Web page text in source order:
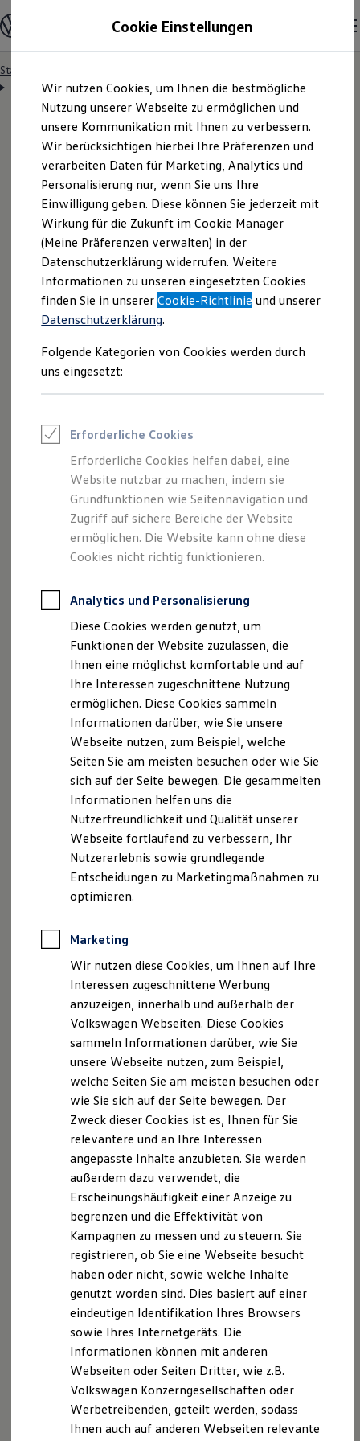
Hauptinhalt
springen
Footer
springen
Modelle & Konfigurator
Nutzfahrzeugkategorien entdecken
Modelle konfigurieren
Vorgängermodelle und Oldtimer
Vorgängermodelle
Oldtimer
Bulli Historie
Branchenlösungen & Gewerbekunden
Umbaulösungen und Hersteller finden
Auf- und Umbauten entdecken & konfigurieren
Groß- und Sonderkunden
Großkunden
Kommunen & Behörden
Journalisten
Sportvereine
Branchenlösungen
Bau & Handwerk
Gewerbliche Personenbeförderung
Service & mobile Werkstätten
Kurier, Logistik & Handel
Feuerwehr
Rettungsdienste
ONE Business ID Vorteile
Fahrzeugsuche & Marktplatz
Digitaler Marktplatz
Kauf & Finanzierung
Online-Fahrzeugbewertung
Aktionen & Angebote
E-Auto-Förderung
Für Privatkunden
Für Gewerbekunden
Profi Paket
TopDeal
Zertifizierte Gebrauchtwagen
Für Privatkunden
Für Gewerbekunden
Leasing
Für Privatkunden
Für Gewerbekunden
Versicherungen & Garantien
Garantien
Kfz-Versicherung für Nutzfahrzeuge
Restschuldversicherung
Wartungsverträge
Besitzer & Service
Reparatur & Service
Sommer-Special
Reparatur, Pflege & Inspektion
Servicetermin anfragen
Service-Vorteile bei Volkswagen Nutzfahrzeuge
ServicePlus
Economy Service
Räder & Reifen Service
Ersatzfahrzeuge
Software, Konnektivität & Apps
California App
VW Connect für Ihren ID. Buzz
VW Connect für Ihren Transporter/Caravelle
VW Connect für Ihren Amarok
VW Connect für andere Modelle
Connect Pro
Fleet Interface Data
Multistop Pathfinder
Übersicht Software Updates
Hilfreiches für Besitzer
Fahrerassistenz- und Sicherheitssysteme
Kontrollleuchten
Kurzfahrprofile und Ölverdünnung
XTL-Dieselkraftstoff
Ersatzteile und Betriebsflüssigkeiten
Original Zubehör und Lifestyle Produkte
myVolkswagen
myVolkswagen Business
Elektrisch & Autonom
Elektro - & Hybridfahrzeuge
Unser Ansatz
Klimafreundlicher Strom
Reichweite & Ladelösungen
Reichweitensimulator
Ladezeitensimulator
Ladelösungen für Privatkunden
Ladelösungen für Gewerbekunden
Wallbox und Ladekabel
Förderung & Kosten der Elektrofahrzeuge
Fördermöglichkeiten für Privatkunden
Fördermöglichkeiten für Gewerbekunden
Startseite
Servicetermin anfragen
Servicetermin bequem
online anfragen
Nutzen Sie unser Onlineformular, um schnell und
unkompliziert einen Servicetermin bei Ihrem
Volkswagen NutzfahrzeugePartner anzufragen.
Cookie Einstellungen
Wir nutzen Cookies, um Ihnen die bestmögliche
Nutzung unserer Webseite zu ermöglichen und
unsere Kommunikation mit Ihnen zu verbessern.
Wir berücksichtigen hierbei Ihre Präferenzen und
verarbeiten Daten für Marketing, Analytics und
Personalisierung nur, wenn Sie uns Ihre
Einwilligung geben. Diese können Sie jederzeit mit
Wirkung für die Zukunft im Cookie Manager
(Meine Präferenzen verwalten) in der
Datenschutzerklärung widerrufen. Weitere
Informationen zu unseren eingesetzten Cookies
finden Sie in unsererCookie-Richtlinie und unserer
Datenschutzerklärung.
Folgende Kategorien von Cookies werden durch
uns eingesetzt:
Erforderliche Cookies
Erforderliche Cookies helfen dabei, eine
Website nutzbar zu machen, indem sie
Grundfunktionen wie Seitennavigation und
Zugriff auf sichere Bereiche der Website
ermöglichen. Die Website kann ohne diese
Cookies nicht richtig funktionieren.
Analytics und Personalisierung
Diese Cookies werden genutzt, um
Funktionen der Website zuzulassen, die
Ihnen eine möglichst komfortable und auf
Ihre Interessen zugeschnittene Nutzung
ermöglichen. Diese Cookies sammeln
Informationen darüber, wie Sie unsere
Webseite nutzen, zum Beispiel, welche
Seiten Sie am meisten besuchen oder wie Sie
sich auf der Seite bewegen. Die gesammelten
Informationen helfen uns die
Nutzerfreundlichkeit und Qualität unserer
Webseite fortlaufend zu verbessern, Ihr
Nutzererlebnis sowie grundlegende
Entscheidungen zu Marketingmaßnahmen zu
optimieren.
Marketing
Wir nutzen diese Cookies, um Ihnen auf Ihre
Interessen zugeschnittene Werbung
anzuzeigen, innerhalb und außerhalb der
Volkswagen Webseiten. Diese Cookies
sammeln Informationen darüber, wie Sie
unsere Webseite nutzen, zum Beispiel,
welche Seiten Sie am meisten besuchen oder
wie Sie sich auf der Seite bewegen. Der
Zweck dieser Cookies ist es, Ihnen für Sie
relevantere und an Ihre Interessen
angepasste Inhalte anzubieten. Sie werden
außerdem dazu verwendet, die
Erscheinungshäufigkeit einer Anzeige zu
begrenzen und die Effektivität von
Kampagnen zu messen und zu steuern. Sie
registrieren, ob Sie eine Webseite besucht
haben oder nicht, sowie welche Inhalte
genutzt worden sind. Dies basiert auf einer
eindeutigen Identifikation Ihres Browsers
sowie Ihres Internetgeräts. Die
Informationen können mit anderen
Webseiten oder Seiten Dritter, wie z.B.
Volkswagen Konzerngesellschaften oder
Werbetreibenden, geteilt werden, sodass
Ihnen auch auf anderen Webseiten relevante